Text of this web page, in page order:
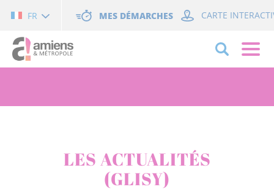
FR MES DÉMARCHES CARTE
LES ACTUALITÉS
(GLISY)